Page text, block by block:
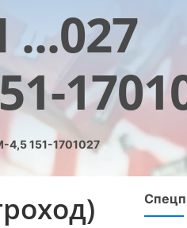
4,5 151-1701027